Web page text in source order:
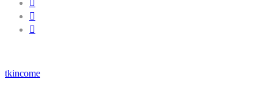
tkincome